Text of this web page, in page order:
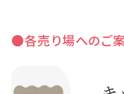
●各売り場へのご